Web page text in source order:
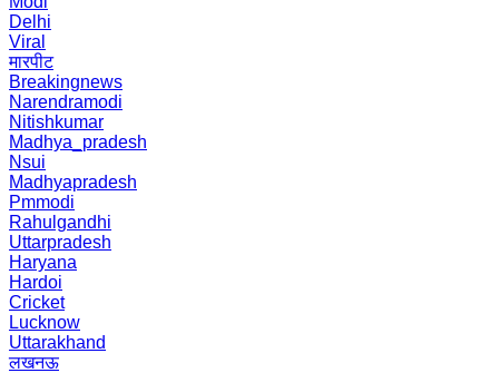
Delhi
Viral
मारपीट
Breakingnews
Narendramodi
Nitishkumar
Madhya_pradesh
Nsui
Madhyapradesh
Pmmodi
Rahulgandhi
Uttarpradesh
Haryana
Hardoi
Cricket
Lucknow
Uttarakhand
लखनऊ